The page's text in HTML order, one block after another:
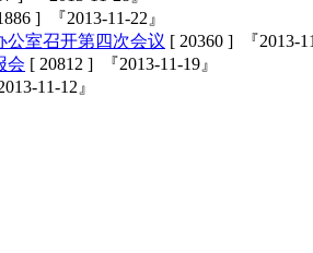
] 『2013-11-22』
公室召开第四次会议 [ 20360 ] 『2013-
会 [ 20812 ] 『2013-11-19』
11-12』